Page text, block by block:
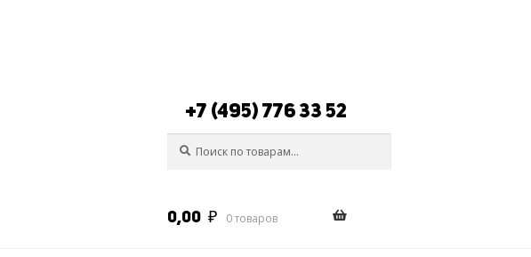
+7 (495) 776 33 52
0,00 ₽ 0 товаров